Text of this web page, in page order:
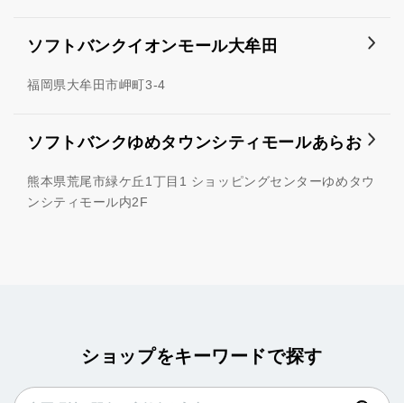
ソフトバンクイオンモール大牟田
福岡県大牟田市岬町3-4
ソフトバンクゆめタウンシティモールあらお
熊本県荒尾市緑ケ丘1丁目1 ショッピングセンターゆめタウ
ンシティモール内2F
ショップをキーワードで探す